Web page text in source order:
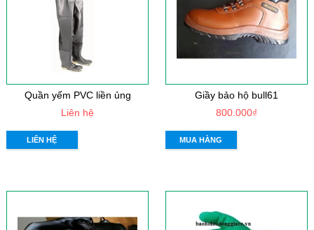
Quần yếm PVC liền ủng
Liên hệ
LIÊN HỆ
Giầy bảo hộ bull61
800.000₫
MUA HÀNG